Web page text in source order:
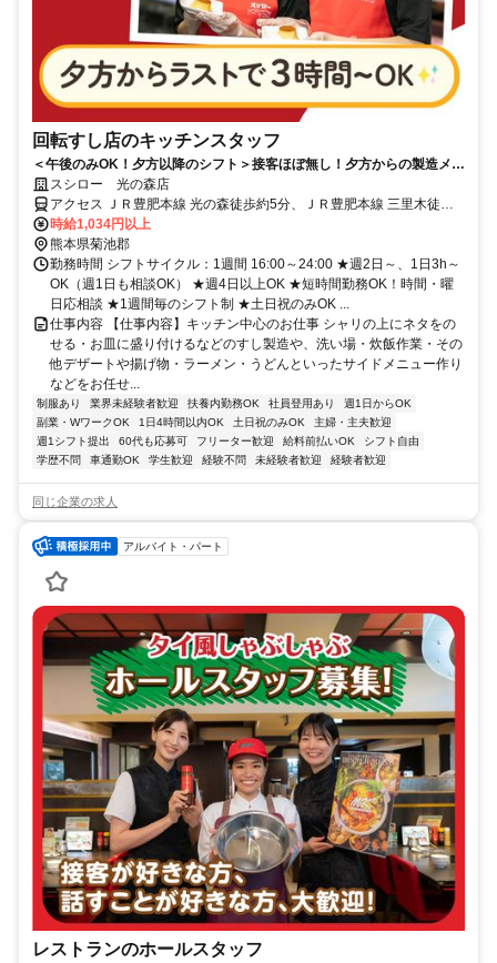
回転すし店のキッチンスタッフ
＜午後のみOK！夕方以降のシフト＞接客ほぼ無し！夕方からの製造メイ
ンでコツコツ働ける
スシロー 光の森店
アクセス ＪＲ豊肥本線 光の森徒歩約5分、ＪＲ豊肥本線 三里木徒歩
約18分、ＪＲ豊肥本線 武蔵塚徒歩約21分
時給1,034円以上
熊本県菊池郡
勤務時間 シフトサイクル：1週間 16:00～24:00 ★週2日～、1日3h～
OK（週1日も相談OK） ★週4日以上OK ★短時間勤務OK！時間・曜
日応相談 ★1週間毎のシフト制 ★土日祝のみOK ...
仕事内容 【仕事内容】キッチン中心のお仕事 シャリの上にネタをの
せる・お皿に盛り付けるなどのすし製造や、洗い場・炊飯作業・その
他デザートや揚げ物・ラーメン・うどんといったサイドメニュー作り
などをお任せ...
制服あり 業界未経験者歓迎 扶養内勤務OK 社員登用あり
週1日からOK
副業・WワークOK
1日4時間以内OK 土日祝のみOK
主婦・主夫歓迎
週1シフト提出
60代も応募可 フリーター歓迎 給料前払いOK
シフト自由
学歴不問
車通勤OK 学生歓迎 経験不問 未経験者歓迎 経験者歓迎
同じ企業の求人
アルバイト・パート
レストランのホールスタッフ